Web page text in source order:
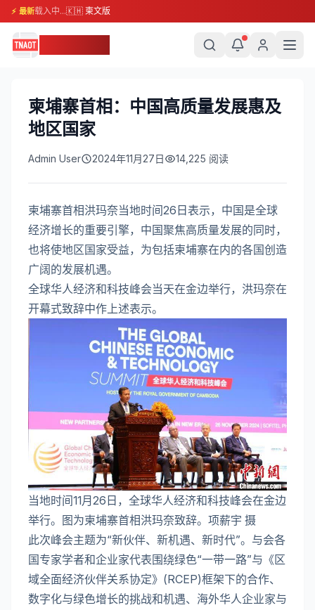
⚡ 最新载入中...🇰🇭 柬文版
柬埔寨首相：中国高质量发展惠及
地区国家
Admin User 2024年11月27日 14,225 阅读
柬埔寨首相洪玛奈当地时间26日表示，中国是全球
经济增长的重要引擎，中国聚焦高质量发展的同时，
也将使地区国家受益，为包括柬埔寨在内的各国创造
广阔的发展机遇。
全球华人经济和科技峰会当天在金边举行，洪玛奈在
开幕式致辞中作上述表示。
当地时间11月26日，全球华人经济和科技峰会在金边
举行。图为柬埔寨首相洪玛奈致辞。项薪宇 摄
此次峰会主题为“新伙伴、新机遇、新时代”。与会各
国专家学者和企业家代表围绕绿色“一带一路”与《区
域全面经济伙伴关系协定》(RCEP)框架下的合作、
数字化与绿色增长的挑战和机遇、海外华人企业家与